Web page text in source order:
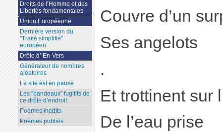
Couvre d’un
Ses angelots
.
Et trottinent sur
De l’eau prise
Droits de l’Homme et des
Libertés fondamentales
Union Européenne
Dernière version du
"Traité simplifié"
européen
Drôle d’ En-Vers
Générateur de nombres
aléatoires
Le site est en pause
Les "bandeaux" fugitifs de
ce drôle d’endroit
Poèmes inédits
Poèmes publiés